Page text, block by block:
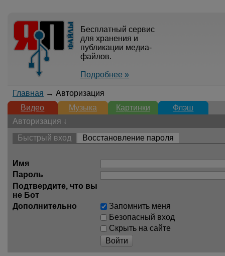
Бесплатный сервис
для хранения и
публикации медиа-
файлов.
Подробнее »
Главная → Авторизация
Видео
Музыка Картинки
Флэш
Авторизация ↓
Быстрый вход
Восстановление пароля
Имя
Пароль
Подтвердите, что вы
не Бот
Дополнительно
Запомнить меня
Безопасный вход
Скрыть на сайте
Войти